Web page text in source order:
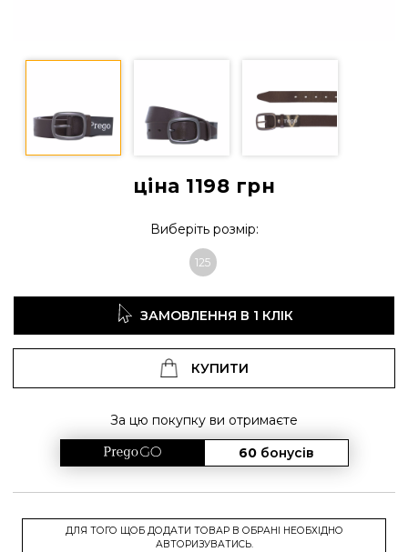
ціна 1198 грн
Виберіть розмір:
125
ЗАМОВЛЕННЯ В 1 КЛІК
КУПИТИ
За цю покупку ви отримаєте
60 бонусів
ДЛЯ ТОГО ЩОБ ДОДАТИ ТОВАР В ОБРАНІ НЕОБХІДНО
АВТОРИЗУВАТИСЬ.